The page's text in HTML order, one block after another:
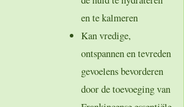
en te kalmeren
Kan vredige,
ontspannen en tevreden
gevoelens bevorderen
door de toevoeging van